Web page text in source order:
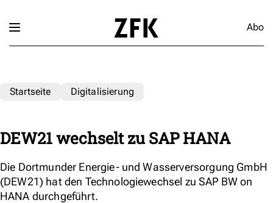
Abo
Startseite Digitalisierung
DEW21 wechselt zu SAP HANA
Die Dortmunder Energie- und Wasserversorgung GmbH
(DEW21) hat den Technologiewechsel zu SAP BW on
HANA durchgeführt.